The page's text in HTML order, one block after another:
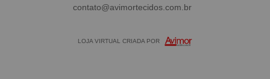
contato@avimortecidos.com.br
LOJA VIRTUAL CRIADA POR